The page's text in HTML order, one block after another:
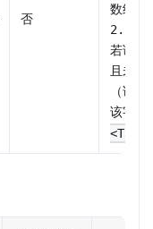
否
数组长
2.
若语音
且未
（详
该字段